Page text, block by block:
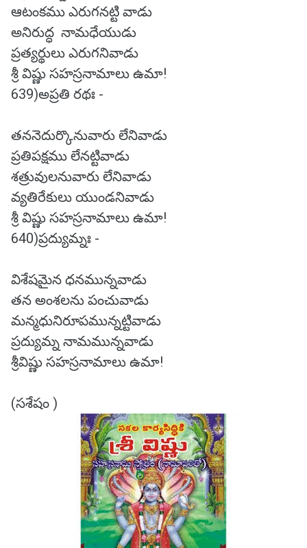
ఆటంకము ఎరుగనట్టి వాడు
అనిరుద్ధ నామధేయుడు
ప్రత్యర్థులు ఎరుగనివాడు
శ్రీ విష్ణు సహస్రనామాలు ఉమా!
639)అప్రతి రథః -
తననెదుర్కొనువారు లేనివాడు
ప్రతిపక్షము లేనట్టివాడు
శత్రువులనువారు లేనివాడు
వ్యతిరేకులు యుండనివాడు
శ్రీ విష్ణు సహస్రనామాలు ఉమా!
640)ప్రద్యుమ్నః -
విశేషమైన ధనమున్నవాడు
తన అంశలను పంచువాడు
మన్మధునిరూపమున్నట్టివాడు
ప్రద్యుమ్న నామమున్నవాడు
శ్రీవిష్ణు సహస్రనామాలు ఉమా!
(సశేషం )